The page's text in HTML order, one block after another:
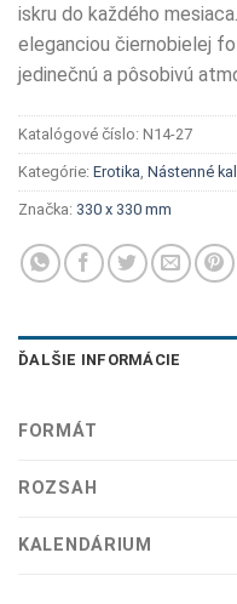
iskru do každého
eleganciou čiernobielej
jedinečnú a pôsobivú
Katalógové číslo: N14-27
Kategórie: Erotika Nástenné
Značka: 330 x 330 mm
ĎALŠIE INFORMÁCIE
FORMÁT
ROZSAH
KALENDÁRIUM